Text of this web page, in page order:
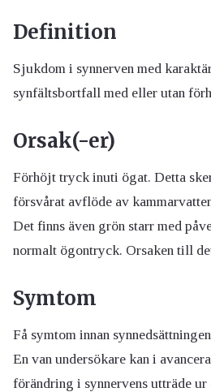
Definition
Sjukdom i synnerven med
synfältsbortfall med eller utan
Orsak(-er)
Förhöjt tryck inuti ögat. Detta
försvårat avflöde av
Det finns även grön starr med
normalt ögontryck. Orsaken till
Symtom
Få symtom innan
En van undersökare kan i
förändring i synnervens utträde